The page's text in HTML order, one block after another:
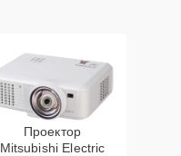
Проектор
Mitsubishi Electric